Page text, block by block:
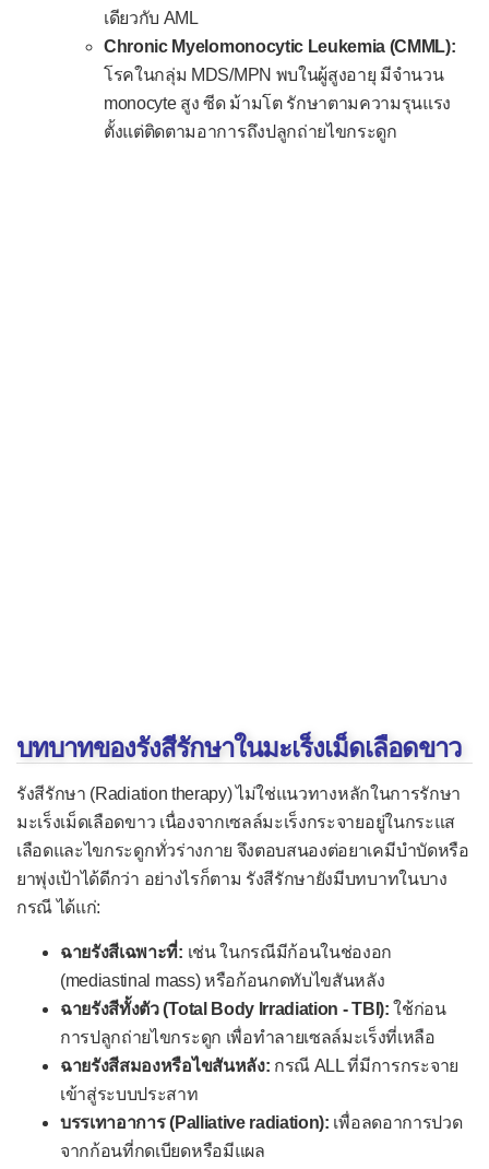
เดียวกับ AML
Chronic Myelomonocytic Leukemia (CMML):
โรคในกลุ่ม MDS/MPN พบในผู้สูงอายุ มีจำนวน
monocyte สูง ซีด ม้ามโต รักษาตามความรุนแรง
ตั้งแต่ติดตามอาการถึงปลูกถ่ายไขกระดูก
บทบาทของรังสีรักษาในมะเร็งเม็ดเลือดขาว
รังสีรักษา (Radiation therapy) ไม่ใช่แนวทางหลักในการรักษา
มะเร็งเม็ดเลือดขาว เนื่องจากเซลล์มะเร็งกระจายอยู่ในกระแส
เลือดและไขกระดูกทั่วร่างกาย จึงตอบสนองต่อยาเคมีบำบัดหรือ
ยาพุ่งเป้าได้ดีกว่า อย่างไรก็ตาม รังสีรักษายังมีบทบาทในบาง
กรณี ได้แก่:
ฉายรังสีเฉพาะที่: เช่น ในกรณีมีก้อนในช่องอก
(mediastinal mass) หรือก้อนกดทับไขสันหลัง
ฉายรังสีทั้งตัว (Total Body Irradiation - TBI): ใช้ก่อน
การปลูกถ่ายไขกระดูก เพื่อทำลายเซลล์มะเร็งที่เหลือ
ฉายรังสีสมองหรือไขสันหลัง: กรณี ALL ที่มีการกระจาย
เข้าสู่ระบบประสาท
บรรเทาอาการ (Palliative radiation): เพื่อลดอาการปวด
จากก้อนที่กดเบียดหรือมีแผล